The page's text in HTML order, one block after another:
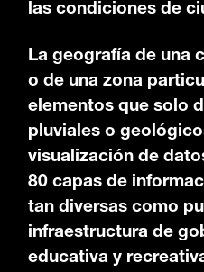
las condiciones de
La geografía de una
o de una zona
elementos que solo
pluviales o
visualización de
80 capas de
tan diversas como
infraestructura de
educativa y